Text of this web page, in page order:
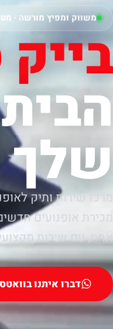
משווק ומפיץ מורשה ·
שלך
מרכז שירות ותיק
מכירת אופנועים
אחת, עם שירות מקצועי,
דברו איתנו